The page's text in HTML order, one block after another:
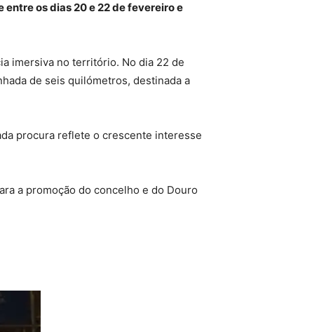
os dias 20 e 22 de fevereiro e
imersiva no território. No dia 22 de
de seis quilómetros, destinada a
procura reflete o crescente interesse
a promoção do concelho e do Douro